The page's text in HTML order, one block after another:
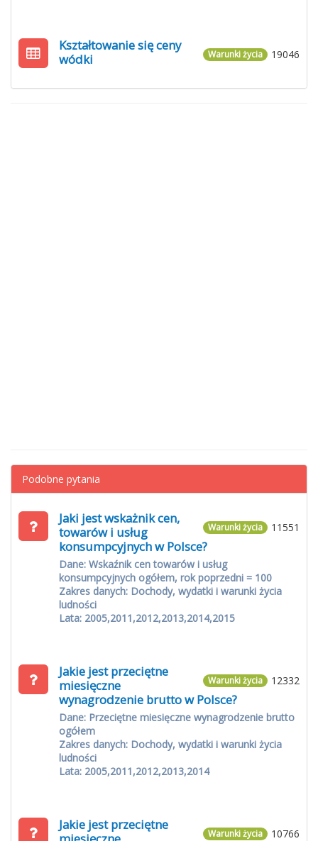
19046
Warunki życia
Kształtowanie się ceny
wódki
Podobne pytania
11551
Warunki życia
Jaki jest wskażnik cen,
towarów i usług
konsumpcyjnych w Polsce?
Dane: Wskaźnik cen towarów i usług
konsumpcyjnych ogółem, rok poprzedni = 100
Zakres danych: Dochody, wydatki i warunki życia
ludności
Lata: 2005,2011,2012,2013,2014,2015
12332
Warunki życia
Jakie jest przeciętne
miesięczne
wynagrodzenie brutto w Polsce?
Dane: Przeciętne miesięczne wynagrodzenie brutto
ogółem
Zakres danych: Dochody, wydatki i warunki życia
ludności
Lata: 2005,2011,2012,2013,2014
10766
Warunki życia
Jakie jest przeciętne